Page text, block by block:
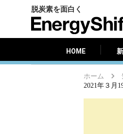
脱炭素を面白く
HOME
HOME
ホーム
2021年３月